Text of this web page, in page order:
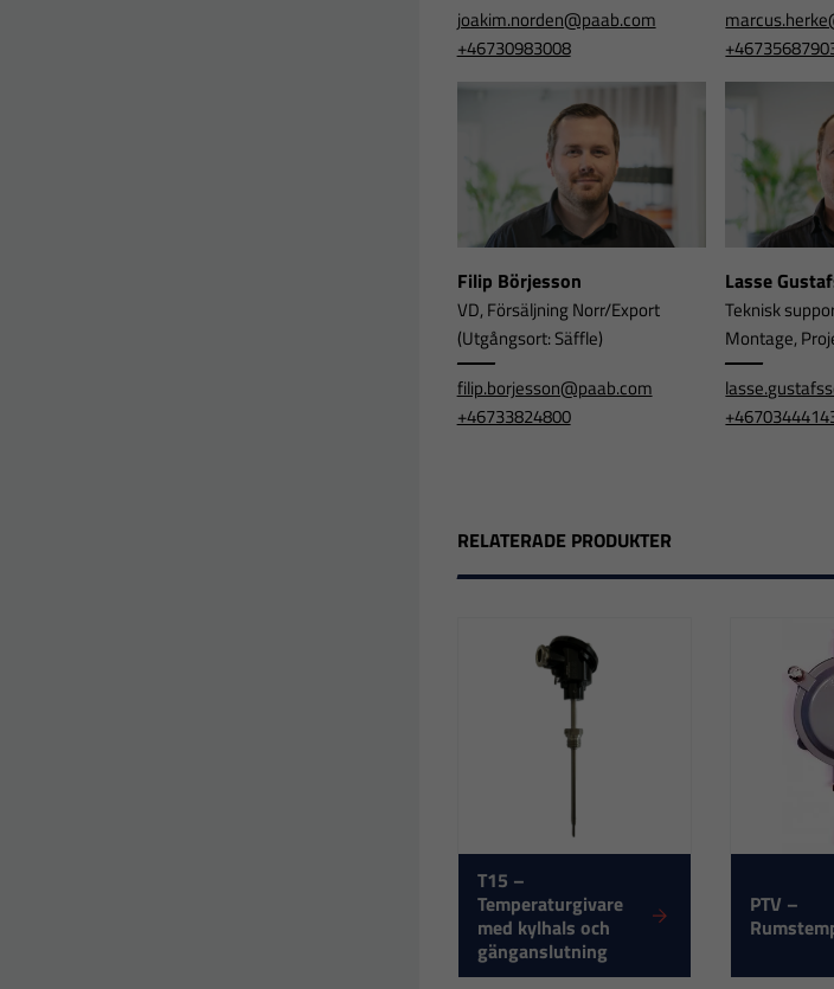
joakim.norden@paab.com
+46730983008
Filip Börjesson
VD, Försäljning Norr/Export
(Utgångsort: Säffle)
filip.borjesson@paab.com
+46733824800
Lasse
Teknisk
Montage,
RELATERADE PRODUKTER
T15 –
Temperaturgivare
med kylhals och
gänganslutning
PTV –